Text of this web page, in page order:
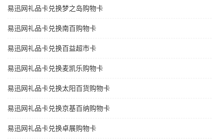
易迅网礼品卡兑换梦之岛购物卡
易迅网礼品卡兑换南百购物卡
易迅网礼品卡兑换百益超市卡
易迅网礼品卡兑换麦凯乐购物卡
易迅网礼品卡兑换太阳百货购物卡
易迅网礼品卡兑换京基百纳购物卡
易迅网礼品卡兑换卓展购物卡